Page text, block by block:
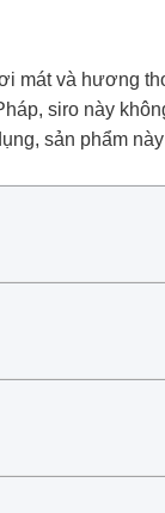
mát và hương
siro này
sản phẩm